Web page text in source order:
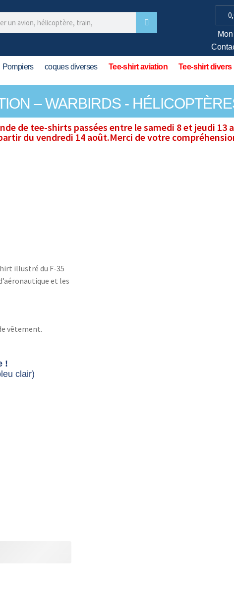
Pompiers coques diverses Tee-shirt aviation Tee-shirt divers
– WARBIRDS -
de tee-shirts passées entre le samedi 8 et jeudi 13
du vendredi 14 août.Merci de votre
illustré du F-35
et les
vêtement.
!
clair)